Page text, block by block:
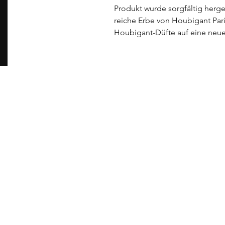
Produkt wurde sorgfältig
reiche Erbe von Houbigant
Houbigant-Düfte auf eine